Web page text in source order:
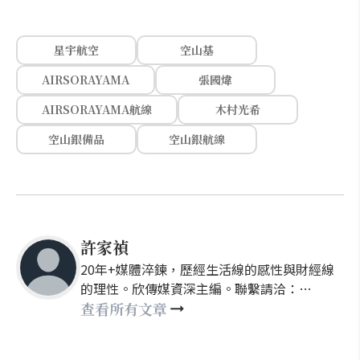
星宇航空
空山基
AIRSORAYAMA
張國煒
AIRSORAYAMA航線
木村光希
空山銀備品
空山銀航線
許家禎
20年+媒體淬鍊，歷經生活線的感性與財經線
的理性。欣傳媒資深主編。聯繫請洽：
nellyhsu@xinmedia.com
查看所有文章